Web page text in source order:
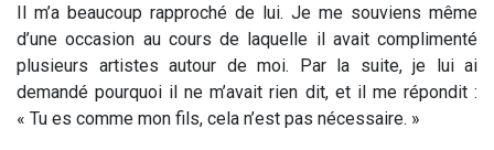
Il m’a beaucoup rapproché de lui. Je me souviens même
d’une occasion au cours de laquelle il avait complimenté
plusieurs artistes autour de moi. Par la suite, je lui ai
demandé pourquoi il ne m’avait rien dit, et il me répondit :
« Tu es comme mon fils, cela n’est pas nécessaire. »